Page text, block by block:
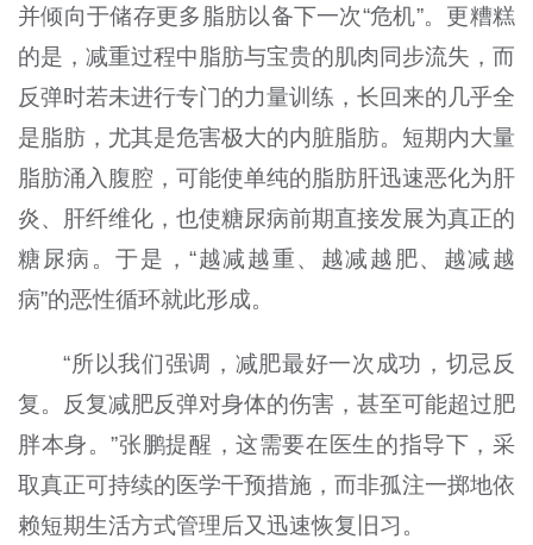
并倾向于储存更多脂肪以备下一次“危机”。更糟糕
的是，减重过程中脂肪与宝贵的肌肉同步流失，而
反弹时若未进行专门的力量训练，长回来的几乎全
是脂肪，尤其是危害极大的内脏脂肪。短期内大量
脂肪涌入腹腔，可能使单纯的脂肪肝迅速恶化为肝
炎、肝纤维化，也使糖尿病前期直接发展为真正的
糖尿病。于是，“越减越重、越减越肥、越减越
病”的恶性循环就此形成。
“所以我们强调，减肥最好一次成功，切忌反
复。反复减肥反弹对身体的伤害，甚至可能超过肥
胖本身。”张鹏提醒，这需要在医生的指导下，采
取真正可持续的医学干预措施，而非孤注一掷地依
赖短期生活方式管理后又迅速恢复旧习。